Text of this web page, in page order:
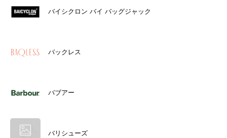
バイシクロン バイ バッグジャック
バックレス
バブアー
バリシューズ